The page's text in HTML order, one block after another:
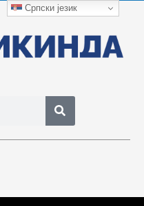
Српски језик